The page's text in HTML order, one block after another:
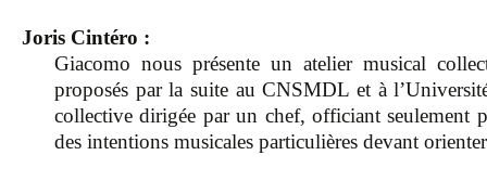
Joris Cintéro :
Giacomo nous présente un atelier musical
proposés par la suite au CNSMDL et à
collective dirigée par un chef, officiant seulement
des intentions musicales particulières devant